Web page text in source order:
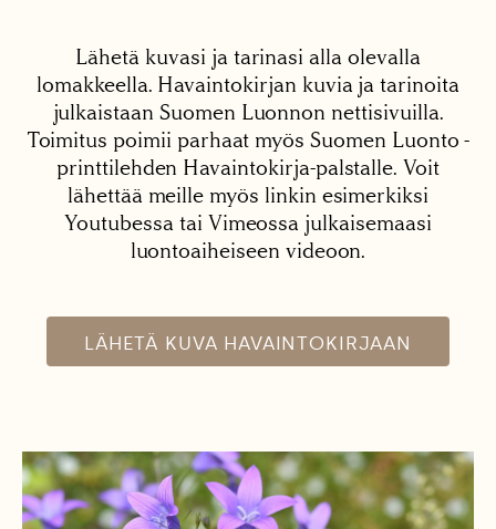
Lähetä kuvasi ja tarinasi alla olevalla
lomakkeella. Havaintokirjan kuvia ja tarinoita
julkaistaan Suomen Luonnon nettisivuilla.
Toimitus poimii parhaat myös Suomen Luonto -
printtilehden Havaintokirja-palstalle. Voit
lähettää meille myös linkin esimerkiksi
Youtubessa tai Vimeossa julkaisemaasi
luontoaiheiseen videoon.
LÄHETÄ KUVA HAVAINTOKIRJAAN